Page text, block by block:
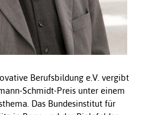
Berufsbildung e.V. vergibt
Schmidt-Preis unter einem
Das Bundesinstitut für